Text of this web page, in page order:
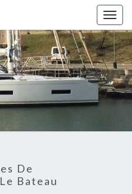
SY-
LE SITE DE
NOTRE
PROJET DE
NAVIGATION
SUR GAIA
De
Le Bateau